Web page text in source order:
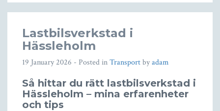
Lastbilsverkstad i
Hässleholm
19 January 2026 - Posted inTransportbyadam
Så hittar du rätt lastbilsverkstad i
Hässleholm – mina erfarenheter
och tips